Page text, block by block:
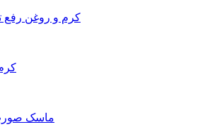
کرم و روغن رفع
ماسک